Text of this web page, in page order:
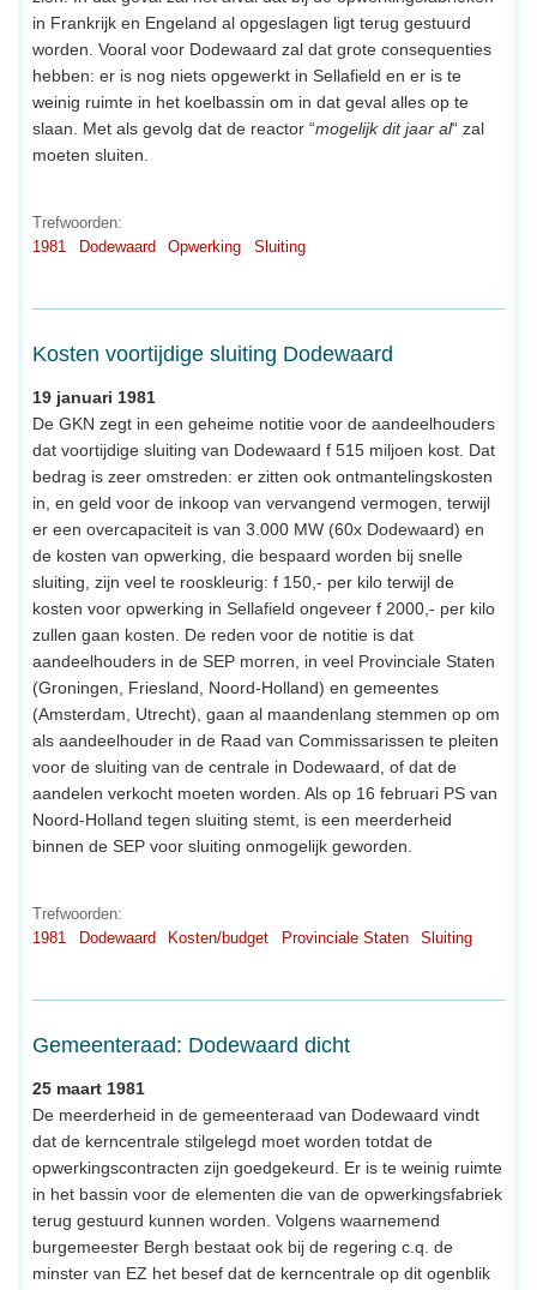
in Frankrijk en Engeland al opgeslagen ligt terug gestuurd
worden. Vooral voor Dodewaard zal dat grote consequenties
hebben: er is nog niets opgewerkt in Sellafield en er is te
weinig ruimte in het koelbassin om in dat geval alles op te
slaan. Met als gevolg dat de reactor “mogelijk dit jaar al“ zal
moeten sluiten.
Trefwoorden:
1981
Dodewaard Opwerking Sluiting
Kosten voortijdige sluiting Dodewaard
19 januari 1981
De GKN zegt in een geheime notitie voor de aandeelhouders
dat voortijdige sluiting van Dodewaard f 515 miljoen kost. Dat
bedrag is zeer omstreden: er zitten ook ontmantelingskosten
in, en geld voor de inkoop van vervangend vermogen, terwijl
er een overcapaciteit is van 3.000 MW (60x Dodewaard) en
de kosten van opwerking, die bespaard worden bij snelle
sluiting, zijn veel te rooskleurig: f 150,- per kilo terwijl de
kosten voor opwerking in Sellafield ongeveer f 2000,- per kilo
zullen gaan kosten. De reden voor de notitie is dat
aandeelhouders in de SEP morren, in veel Provinciale Staten
(Groningen, Friesland, Noord-Holland) en gemeentes
(Amsterdam, Utrecht), gaan al maandenlang stemmen op om
als aandeelhouder in de Raad van Commissarissen te pleiten
voor de sluiting van de centrale in Dodewaard, of dat de
aandelen verkocht moeten worden. Als op 16 februari PS van
Noord-Holland tegen sluiting stemt, is een meerderheid
binnen de SEP voor sluiting onmogelijk geworden.
Trefwoorden:
1981
Dodewaard Kosten/budget Provinciale Staten Sluiting
Gemeenteraad: Dodewaard dicht
25 maart 1981
De meerderheid in de gemeenteraad van Dodewaard vindt
dat de kerncentrale stilgelegd moet worden totdat de
opwerkingscontracten zijn goedgekeurd. Er is te weinig ruimte
in het bassin voor de elementen die van de opwerkingsfabriek
terug gestuurd kunnen worden. Volgens waarnemend
burgemeester Bergh bestaat ook bij de regering c.q. de
minster van EZ het besef dat de kerncentrale op dit ogenblik